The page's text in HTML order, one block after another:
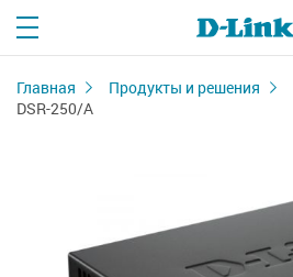
Главная Продукты и решения
DSR-250/A